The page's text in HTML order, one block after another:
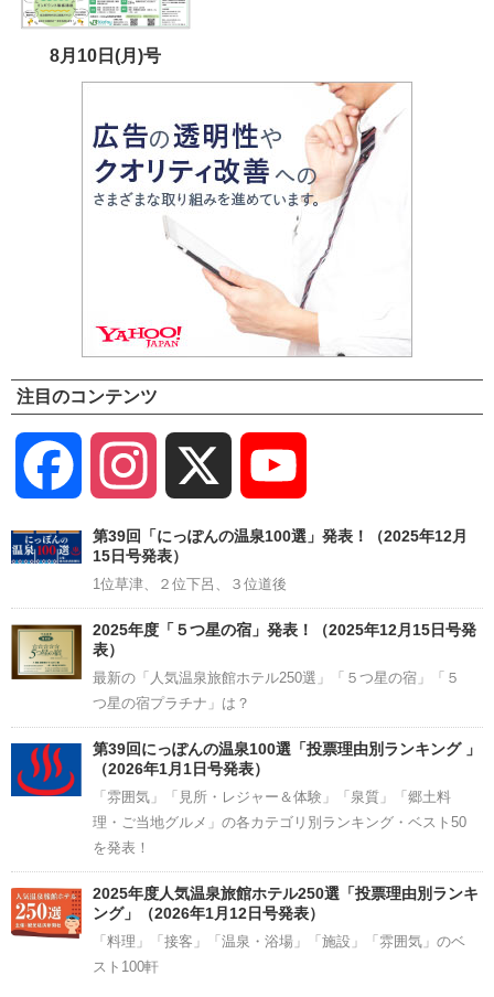
8月10日(月)号
注目のコンテンツ
Facebook Instagram
Channel
第39回「にっぽんの温泉100選」発表！（2025年12月
15日号発表）
1位草津、２位下呂、３位道後
2025年度「５つ星の宿」発表！（2025年12月15日号発
表）
最新の「人気温泉旅館ホテル250選」「５つ星の宿」「５
つ星の宿プラチナ」は？
第39回にっぽんの温泉100選「投票理由別ランキング 」
（2026年1月1日号発表）
「雰囲気」「見所・レジャー＆体験」「泉質」「郷土料
理・ご当地グルメ」の各カテゴリ別ランキング・ベスト50
を発表！
2025年度人気温泉旅館ホテル250選「投票理由別ランキ
ング」（2026年1月12日号発表）
「料理」「接客」「温泉・浴場」「施設」「雰囲気」のベ
スト100軒